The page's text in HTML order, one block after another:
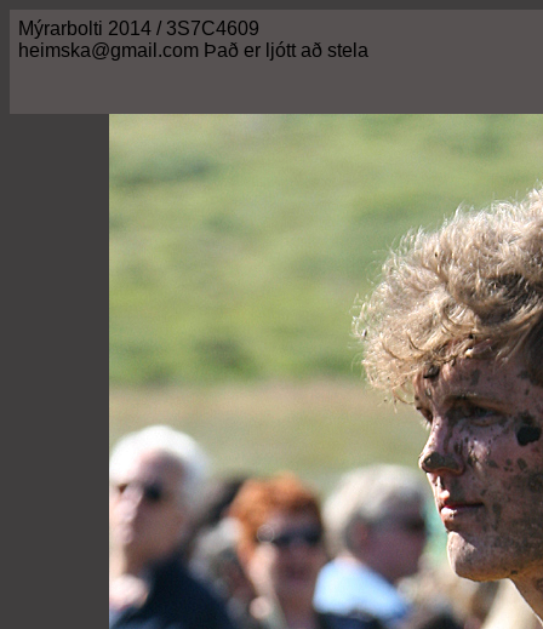
Mýrarbolti 2014 / 3S7C4609
heimska@gmail.com Það er ljótt að stela